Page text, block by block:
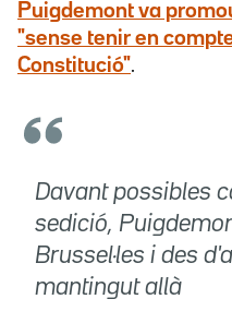
Puigdemont va
"sense tenir en
Constitució".
Davant possibles
sedició,
Brussel·les i des
mantingut allà